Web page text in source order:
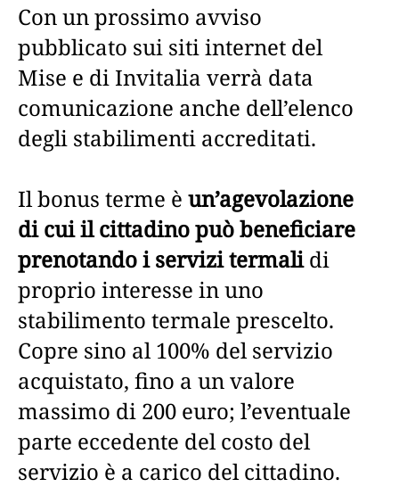
Con un prossimo avviso
pubblicato sui siti internet del
Mise e di Invitalia verrà data
comunicazione anche dell’elenco
degli stabilimenti accreditati.
Il bonus terme è un’agevolazione
di cui il cittadino può beneficiare
prenotando i servizi termalidi
proprio interesse in uno
stabilimento termale prescelto.
Copre sino al 100% del servizio
acquistato, fino a un valore
massimo di 200 euro; l’eventuale
parte eccedente del costo del
servizio è a carico del cittadino.